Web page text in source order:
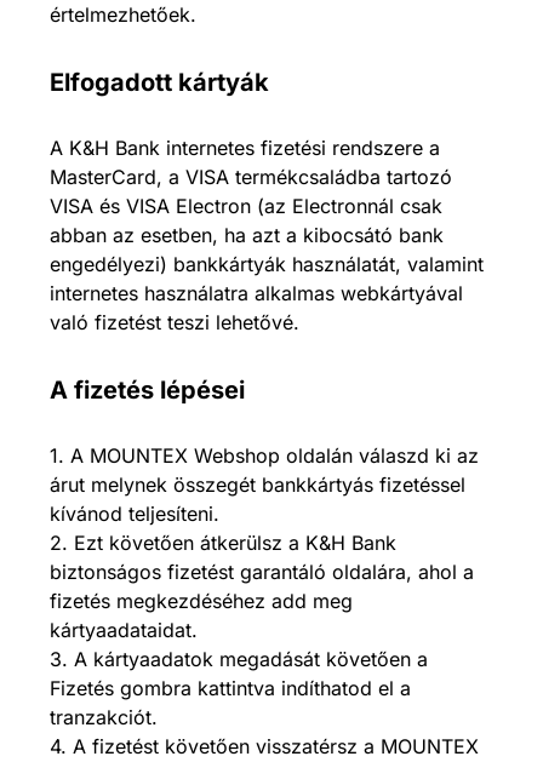
értelmezhetőek.
Elfogadott kártyák
A K&H Bank internetes fizetési rendszere a
MasterCard, a VISA termékcsaládba tartozó
VISA és VISA Electron (az Electronnál csak
abban az esetben, ha azt a kibocsátó bank
engedélyezi) bankkártyák használatát, valamint
internetes használatra alkalmas webkártyával
való fizetést teszi lehetővé.
A fizetés lépései
1. A MOUNTEX Webshop oldalán válaszd ki az
árut melynek összegét bankkártyás fizetéssel
kívánod teljesíteni.
2. Ezt követően átkerülsz a K&H Bank
biztonságos fizetést garantáló oldalára, ahol a
fizetés megkezdéséhez add meg
kártyaadataidat.
3. A kártyaadatok megadását követően a
Fizetés gombra kattintva indíthatod el a
tranzakciót.
4. A fizetést követően visszatérsz a MOUNTEX